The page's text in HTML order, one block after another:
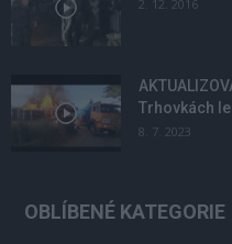
2. 12. 2016
Trhovkách
8. 7. 2023
OBLÍBENÉ KATEGORIE